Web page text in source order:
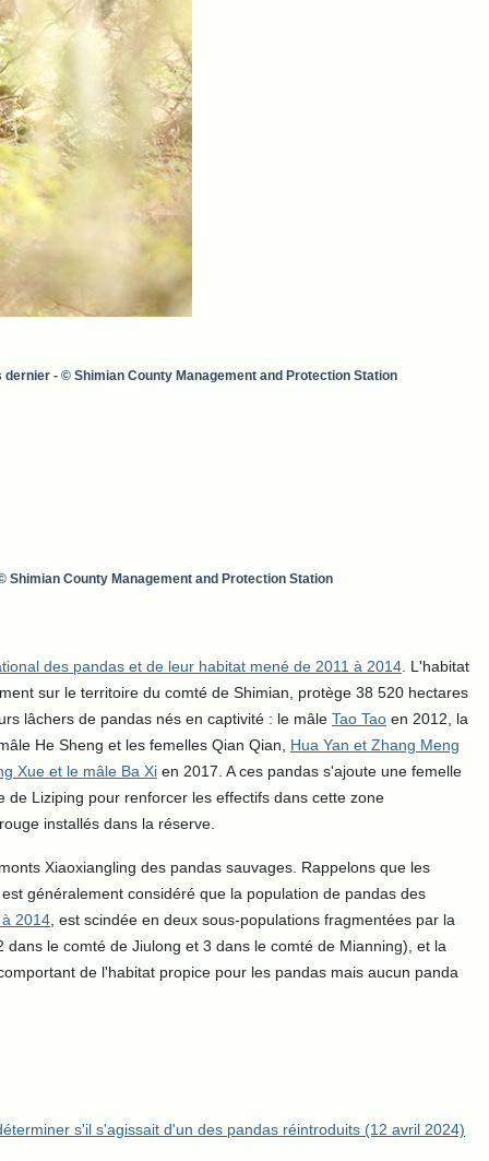
- © Shimian County Management and Protection Station
Shimian County Management and Protection Station
des pandas et de leur habitat mené de 2011 à 2014 . L'habitat
sur le territoire du comté de Shimian, protège 38 520 hectares
lâchers de pandas nés en captivité : le mâle Tao Tao en 2012, la
He Sheng et les femelles Qian Qian, Hua Yan et Zhang Meng
Xue et le mâle Ba Xi en 2017. A ces pandas s'ajoute une femelle
de Liziping pour renforcer les effectifs dans cette zone
installés dans la réserve.
Xiaoxiangling des pandas sauvages. Rappelons que les
généralement considéré que la population de pandas des
2014 , est scindée en deux sous-populations fragmentées par la
le comté de Jiulong et 3 dans le comté de Mianning), et la
de l'habitat propice pour les pandas mais aucun panda
s'il s'agissait d'un des pandas réintroduits (12 avril 2024)